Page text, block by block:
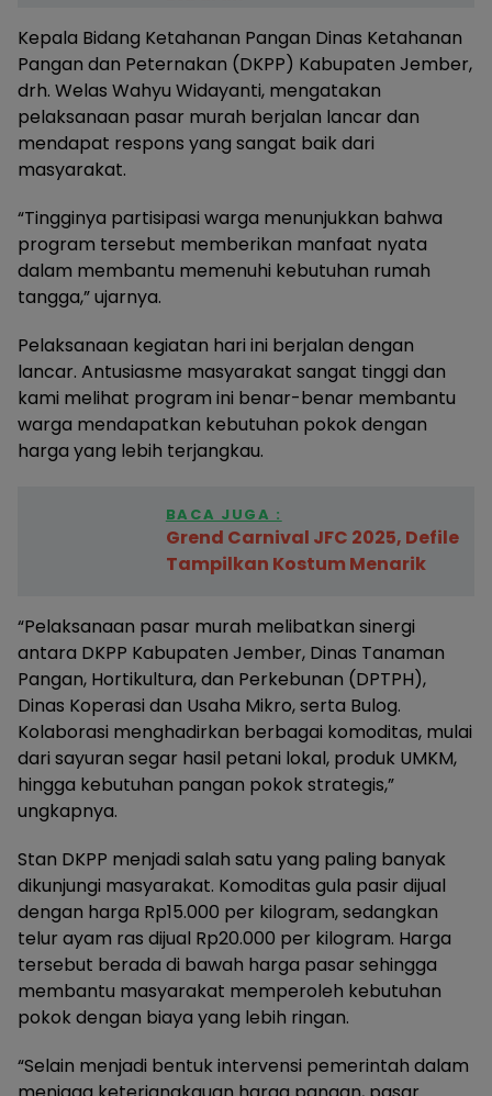
Kepala Bidang Ketahanan Pangan Dinas Ketahanan
Pangan dan Peternakan (DKPP) Kabupaten Jember,
drh. Welas Wahyu Widayanti, mengatakan
pelaksanaan pasar murah berjalan lancar dan
mendapat respons yang sangat baik dari
masyarakat.
“Tingginya partisipasi warga menunjukkan bahwa
program tersebut memberikan manfaat nyata
dalam membantu memenuhi kebutuhan rumah
tangga,” ujarnya.
Pelaksanaan kegiatan hari ini berjalan dengan
lancar. Antusiasme masyarakat sangat tinggi dan
kami melihat program ini benar-benar membantu
warga mendapatkan kebutuhan pokok dengan
harga yang lebih terjangkau.
BACA JUGA :
Grend Carnival JFC 2025, Defile
Tampilkan Kostum Menarik
“Pelaksanaan pasar murah melibatkan sinergi
antara DKPP Kabupaten Jember, Dinas Tanaman
Pangan, Hortikultura, dan Perkebunan (DPTPH),
Dinas Koperasi dan Usaha Mikro, serta Bulog.
Kolaborasi menghadirkan berbagai komoditas, mulai
dari sayuran segar hasil petani lokal, produk UMKM,
hingga kebutuhan pangan pokok strategis,”
ungkapnya.
Stan DKPP menjadi salah satu yang paling banyak
dikunjungi masyarakat. Komoditas gula pasir dijual
dengan harga Rp15.000 per kilogram, sedangkan
telur ayam ras dijual Rp20.000 per kilogram. Harga
tersebut berada di bawah harga pasar sehingga
membantu masyarakat memperoleh kebutuhan
pokok dengan biaya yang lebih ringan.
“Selain menjadi bentuk intervensi pemerintah dalam